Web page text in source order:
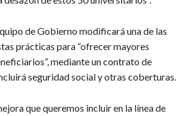
de Gobierno modificará una de las
prácticas para “ofrecer mayores
mediante un contrato de
seguridad social y otras coberturas.
que queremos incluir en la línea de